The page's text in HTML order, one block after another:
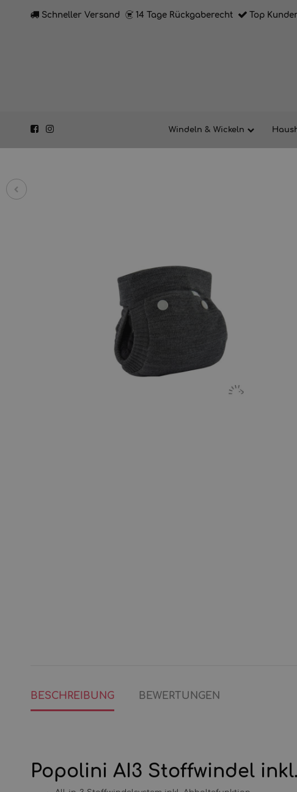
Schneller Versand 14 Tage Rückgaberecht Top
Windeln & Wickeln
BESCHREIBUNG BEWERTUNGEN
Popolini AI3 Stoffwindel